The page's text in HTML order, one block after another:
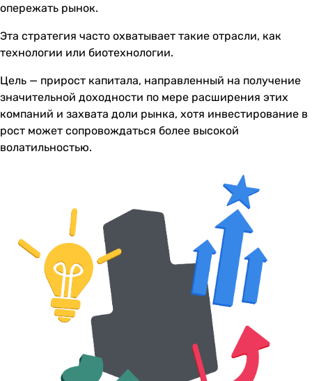
опережать рынок.
Эта стратегия часто охватывает такие отрасли, как
технологии или биотехнологии.
Цель — прирост капитала, направленный на получение
значительной доходности по мере расширения этих
компаний и захвата доли рынка, хотя инвестирование в
рост может сопровождаться более высокой
волатильностью.